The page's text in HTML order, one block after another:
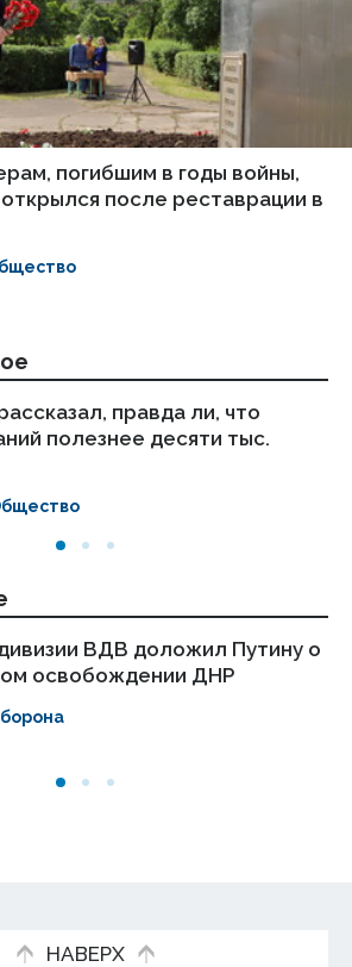
погибшим в годы войны,
после реставрации в
правда ли, что
полезнее десяти тыс.
ВДВ доложил Путину о
освобождении ДНР
НАВЕРХ